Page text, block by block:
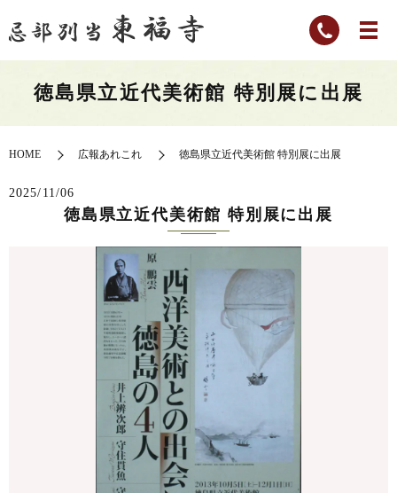
徳島県立近代美術館 特別展に出展
HOME 広報あれこれ 徳島県立近代美術館 特別展に出展
2025/11/06
徳島県立近代美術館 特別展に出展